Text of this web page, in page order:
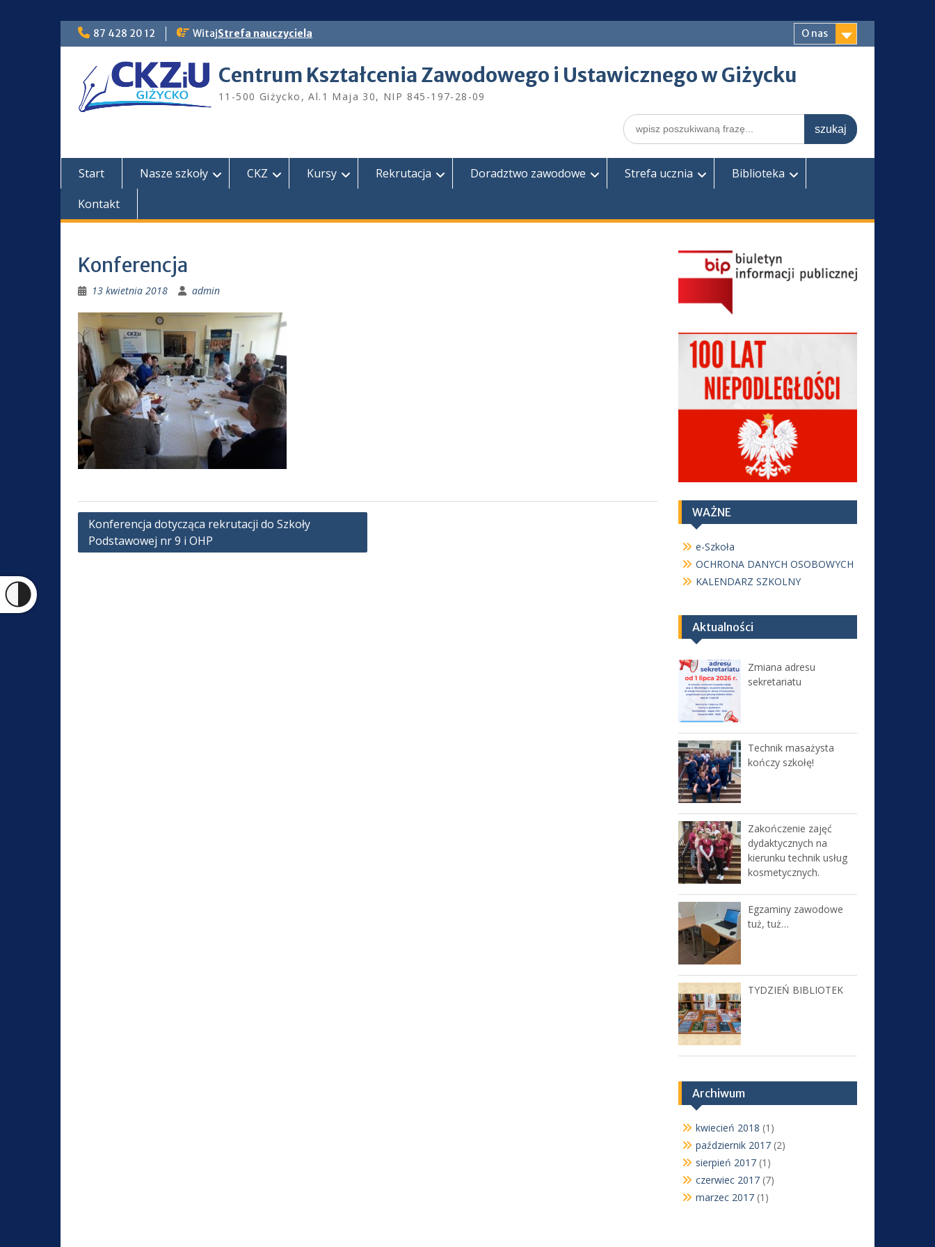
Skip
87 428 20 12 WitajStrefa nauczyciela O nas
Centrum Kształcenia Zawodowego i Ustawicznego w Giżycku
11-500 Giżycko, Al.1 Maja 30, NIP 845-197-28-09
Search
for:
Start Nasze szkoły CKZ Kursy Rekrutacja Doradztwo zawodowe Strefa ucznia
Biblioteka
Kontakt
Konferencja
13 kwietnia 2018 admin
Nawigacja
wpisu
Konferencja dotycząca rekrutacji do Szkoły
Podstawowej nr 9 i OHP
WAŻNE
e-Szkoła
OCHRONA DANYCH OSOBOWYCH
KALENDARZ SZKOLNY
Aktualności
Zmiana adresu
sekretariatu
Technik masażysta
kończy szkołę!
Zakończenie zajęć
dydaktycznych na
kierunku technik usług
kosmetycznych.
Egzaminy zawodowe
tuż, tuż…
TYDZIEŃ BIBLIOTEK
Archiwum
kwiecień 2018 (1)
październik 2017(2)
sierpień 2017(1)
czerwiec 2017(7)
marzec 2017(1)